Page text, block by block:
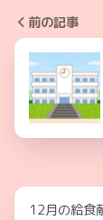
前の記事
12月の給食